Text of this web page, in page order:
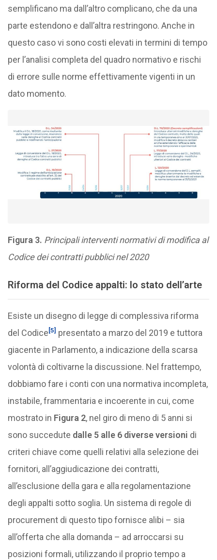
semplificano ma dall’altro complicano, che da una
parte estendono e dall’altra restringono. Anche in
questo caso vi sono costi elevati in termini di tempo
per l’analisi completa del quadro normativo e rischi
di errore sulle norme effettivamente vigenti in un
dato momento.
Figura 3. Principali interventi normativi di modifica al
Codice dei contratti pubblici nel 2020
Riforma del Codice appalti: lo stato dell’arte
Esiste un disegno di legge di complessiva riforma
del Codice[5] presentato a marzo del 2019 e tuttora
giacente in Parlamento, a indicazione della scarsa
volontà di coltivarne la discussione. Nel frattempo,
dobbiamo fare i conti con una normativa incompleta,
instabile, frammentaria e incoerente in cui, come
mostrato in Figura 2, nel giro di meno di 5 anni si
sono succedute dalle 5 alle 6 diverse versioni di
criteri chiave come quelli relativi alla selezione dei
fornitori, all’aggiudicazione dei contratti,
all’esclusione della gara e alla regolamentazione
degli appalti sotto soglia. Un sistema di regole di
procurement di questo tipo fornisce alibi – sia
all’offerta che alla domanda – ad arroccarsi su
posizioni formali, utilizzando il proprio tempo a